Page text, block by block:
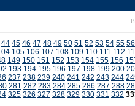
44 45 46 47 48 49 50 51 52 53 54 55 56
105 106 107 108 109 110 111 112
149 150 151 152 153 154 155 156
193 194 195 196 197 198 199 200
237 238 239 240 241 242 243 244
281 282 283 284 285 286 287 288
325 326 327 328 329 330 331 332